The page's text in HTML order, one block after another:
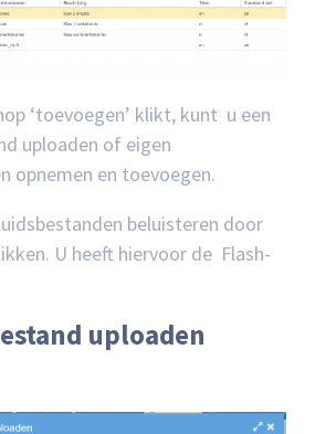
‘toevoegen’ klikt, kunt u een
uploaden of eigen
opnemen en toevoegen.
beluisteren door
U heeft hiervoor de Flash-
uploaden